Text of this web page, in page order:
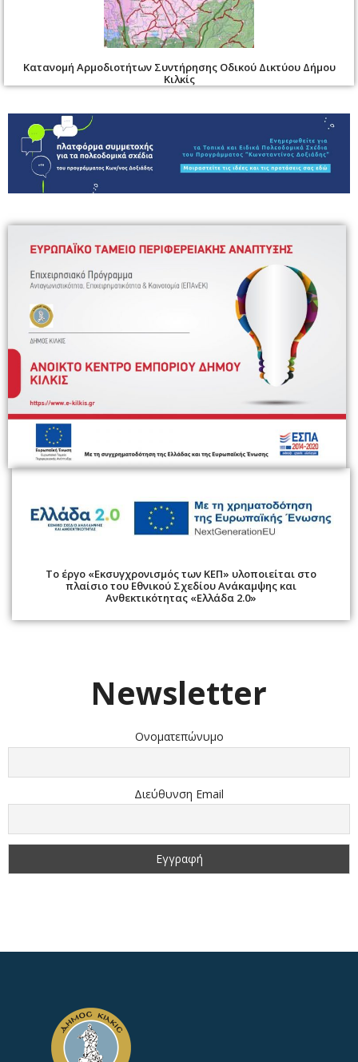
Κατανομή Αρμοδιοτήτων Συντήρησης Οδικού Δικτύου Δήμου
Κιλκίς
Το έργο «Εκσυγχρονισμός των ΚΕΠ» υλοποιείται στο
πλαίσιο του Εθνικού Σχεδίου Ανάκαμψης και
Ανθεκτικότητας «Ελλάδα 2.0»
Newsletter
Ονοματεπώνυμο
Διεύθυνση Email